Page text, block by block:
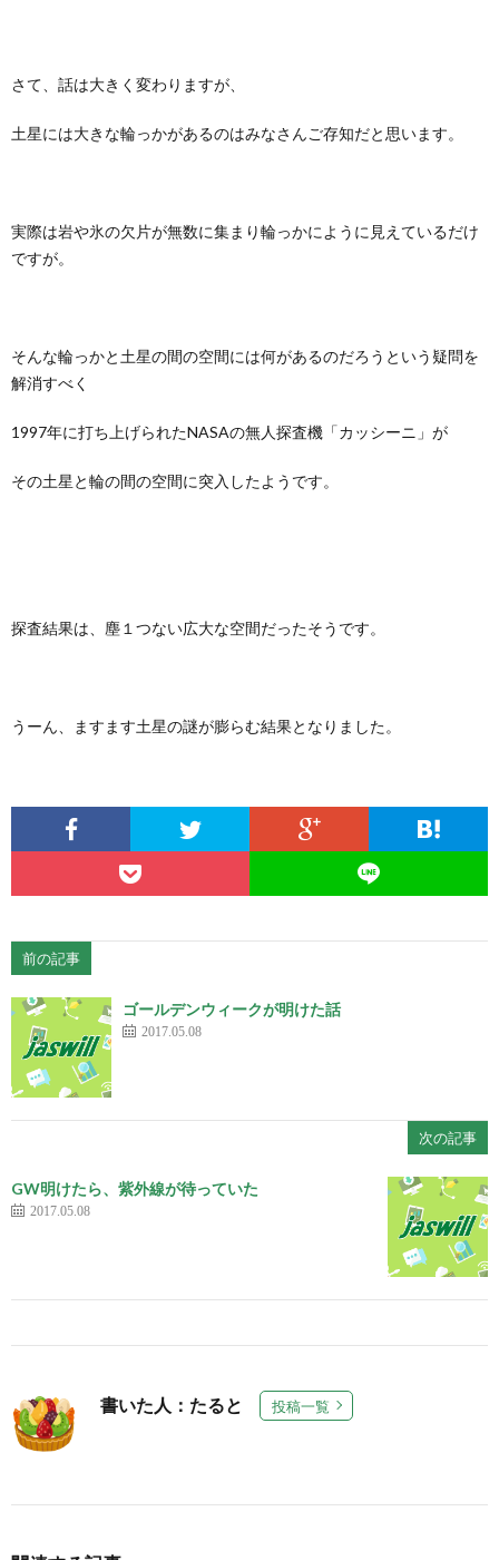
さて、話は大きく変わりますが、
土星には大きな輪っかがあるのはみなさんご存知だと思います。
実際は岩や氷の欠片が無数に集まり輪っかにように見えているだけ
ですが。
そんな輪っかと土星の間の空間には何があるのだろうという疑問を
解消すべく
1997年に打ち上げられたNASAの無人探査機「カッシーニ」が
その土星と輪の間の空間に突入したようです。
探査結果は、塵１つない広大な空間だったそうです。
うーん、ますます土星の謎が膨らむ結果となりました。
前の記事
ゴールデンウィークが明けた話
2017.05.08
次の記事
GW明けたら、紫外線が待っていた
2017.05.08
書いた人：たると 投稿一覧